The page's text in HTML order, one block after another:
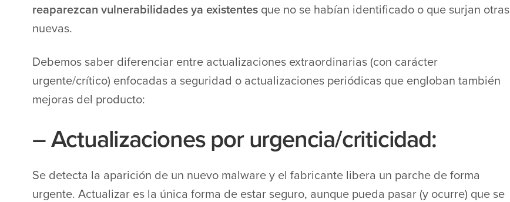
reaparezcan vulnerabilidades ya existentes que no se habían identificado o que surjan otras
nuevas.
Debemos saber diferenciar entre actualizaciones extraordinarias (con carácter
urgente/crítico) enfocadas a seguridad o actualizaciones periódicas que engloban también
mejoras del producto:
– Actualizaciones por urgencia/criticidad:
Se detecta la aparición de un nuevo malware y el fabricante libera un parche de forma
urgente. Actualizar es la única forma de estar seguro, aunque pueda pasar (y ocurre) que se